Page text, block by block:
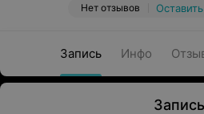
Нет отзывов
Запись Инфо
Запись